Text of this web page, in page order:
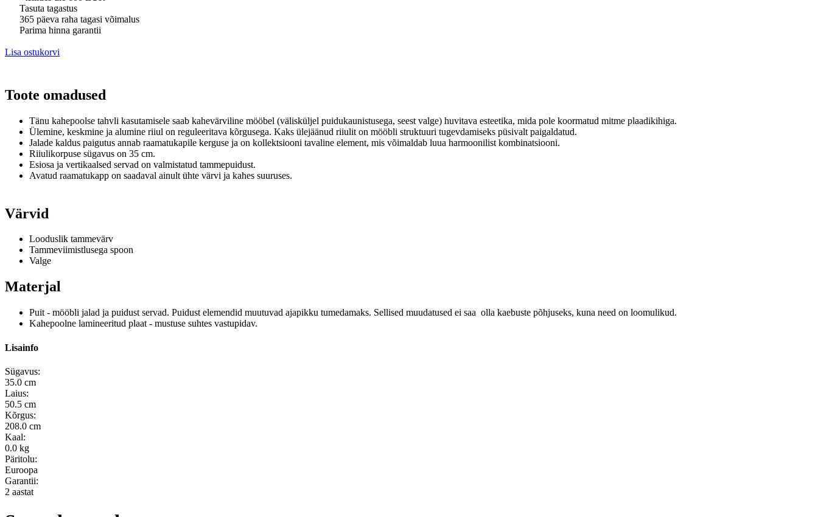
Tasuta tagastus
365 päeva raha tagasi võimalus
Parima hinna garantii
Lisa ostukorvi
Toote omadused
Tänu kahepoolse tahvli kasutamisele saab kahevärviline mööbel (välisküljel puidukaunistusega, seest valge) huvitava esteetika, mida pole koormatud mitme plaadikihiga.
Ülemine, keskmine ja alumine riiul on reguleeritava kõrgusega. Kaks ülejäänud riiulit on mööbli struktuuri tugevdamiseks püsivalt paigaldatud.
Jalade kaldus paigutus annab raamatukapile kerguse ja on kollektsiooni tavaline element, mis võimaldab luua harmoonilist kombinatsiooni.
Riiulikorpuse sügavus on 35 cm.
Esiosa ja vertikaalsed servad on valmistatud tammepuidust.
Avatud raamatukapp on saadaval ainult ühte värvi ja kahes suuruses.
Värvid
Looduslik tammevärv
Tammeviimistlusega spoon
Valge
Materjal
Puit - mööbli jalad ja puidust servad. Puidust elemendid muutuvad ajapikku tumedamaks. Sellised muudatused ei saa olla kaebuste põhjuseks, kuna need on loomulikud.
Kahepoolne lamineeritud plaat - mustuse suhtes vastupidav.
Lisainfo
Sügavus:
35.0 cm
Laius:
50.5 cm
Kõrgus:
208.0 cm
Kaal:
0.0 kg
Päritolu:
Euroopa
Garantii:
2 aastat